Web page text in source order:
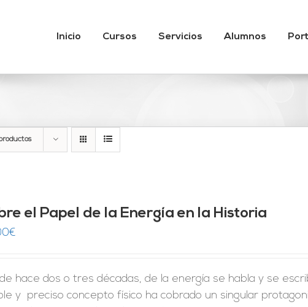
Inicio Cursos Servicios Alumnos
el Papel de la Energía en la Historia
€
hace dos o tres décadas, de la energía se habla y se
y preciso concepto físico ha cobrado un singular